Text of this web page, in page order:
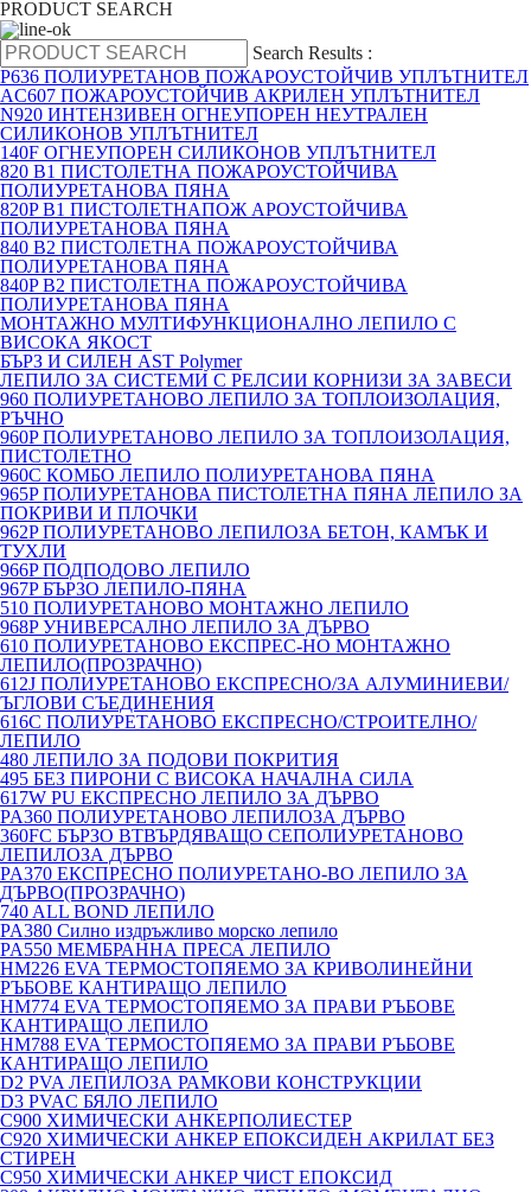
PRODUCT SEARCH
Search Results :
P636 ПОЛИУРЕТАНОВ ПОЖАРОУСТОЙЧИВ УПЛЪТНИТЕЛ
AC607 ПОЖАРОУСТОЙЧИВ АКРИЛЕН УПЛЪТНИТЕЛ
N920 ИНТЕНЗИВЕН ОГНЕУПОРЕН НЕУТРАЛЕН
СИЛИКОНОВ УПЛЪТНИТЕЛ
140F ОГНЕУПОРЕН СИЛИКОНОВ УПЛЪТНИТЕЛ
820 B1 ПИСТОЛЕТНА ПОЖАРОУСТОЙЧИВА
ПОЛИУРЕТАНОВА ПЯНА
820P B1 ПИСТОЛЕТНАПОЖ АРОУСТОЙЧИВА
ПОЛИУРЕТАНОВА ПЯНА
840 B2 ПИСТОЛЕТНА ПОЖАРОУСТОЙЧИВА
ПОЛИУРЕТАНОВА ПЯНА
840P B2 ПИСТОЛЕТНА ПОЖАРОУСТОЙЧИВА
ПОЛИУРЕТАНОВА ПЯНА
МОНТАЖНО МУЛТИФУНКЦИОНАЛНО ЛЕПИЛО С
ВИСОКА ЯКОСТ
БЪРЗ И СИЛЕН AST Polymer
ЛЕПИЛО ЗА СИСТЕМИ С РЕЛСИИ КОРНИЗИ ЗА ЗАВЕСИ
960 ПОЛИУРЕТАНОВО ЛЕПИЛО ЗА ТОПЛОИЗОЛАЦИЯ,
РЪЧНО
960P ПОЛИУРЕТАНОВО ЛЕПИЛО ЗА ТОПЛОИЗОЛАЦИЯ,
ПИСТОЛЕТНО
960C КОМБО ЛЕПИЛО ПОЛИУРЕТАНОВА ПЯНА
965P ПОЛИУРЕТАНОВА ПИСТОЛЕТНА ПЯНА ЛЕПИЛО ЗА
ПОКРИВИ И ПЛОЧКИ
962P ПОЛИУРЕТАНОВО ЛЕПИЛОЗА БЕТОН, КАМЪК И
ТУХЛИ
966P ПОДПОДОВО ЛЕПИЛО
967P БЪРЗО ЛЕПИЛО-ПЯНА
510 ПОЛИУРЕТАНОВО МОНТАЖНО ЛЕПИЛО
968P УНИВЕРСАЛНО ЛЕПИЛО ЗА ДЪРВО
610 ПОЛИУРЕТАНОВО ЕКСПРЕС-НО МОНТАЖНО
ЛЕПИЛО(ПРОЗРАЧНО)
612J ПОЛИУРЕТАНОВО ЕКСПРЕСНО/ЗА АЛУМИНИЕВИ/
ЪГЛОВИ СЪЕДИНЕНИЯ
616C ПОЛИУРЕТАНОВО ЕКСПРЕСНО/СТРОИТЕЛНО/
ЛЕПИЛО
480 ЛЕПИЛО ЗА ПОДОВИ ПОКРИТИЯ
495 БЕЗ ПИРОНИ С ВИСОКА НАЧАЛНА СИЛА
617W PU ЕКСПРЕСНО ЛЕПИЛО ЗА ДЪРВО
PA360 ПОЛИУРЕТАНОВО ЛЕПИЛОЗА ДЪРВО
360FC БЪРЗО ВТВЪРДЯВАЩО СЕПОЛИУРЕТАНОВО
ЛЕПИЛОЗА ДЪРВО
PA370 ЕКСПРЕСНО ПОЛИУРЕТАНО-ВО ЛЕПИЛО ЗА
ДЪРВО(ПРОЗРАЧНО)
740 ALL BOND ЛЕПИЛО
PA380 Силно издръжливо морско лепило
PA550 МЕМБРАННА ПРЕСА ЛЕПИЛО
HM226 EVA ТЕРМОСТОПЯЕМО ЗА КРИВОЛИНЕЙНИ
РЪБОВЕ КАНТИРАЩО ЛЕПИЛО
HM774 EVA ТЕРМОСТОПЯЕМО ЗА ПРАВИ РЪБОВЕ
КАНТИРАЩО ЛЕПИЛО
HM788 EVA ТЕРМОСТОПЯЕМО ЗА ПРАВИ РЪБОВЕ
КАНТИРАЩО ЛЕПИЛО
D2 PVA ЛЕПИЛОЗА РАМКОВИ КОНСТРУКЦИИ
D3 PVAC БЯЛО ЛЕПИЛО
C900 ХИМИЧЕСКИ АНКЕРПОЛИЕСТЕP
C920 ХИМИЧЕСКИ АНКЕР ЕПОКСИДЕН АКРИЛАТ БЕЗ
СТИРЕН
C950 ХИМИЧЕСКИ АНКЕР ЧИСТ ЕПОКСИД